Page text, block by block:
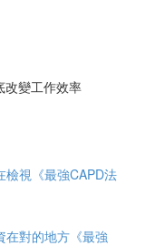
改變工作效率
檢視《最強CAPD法
在對的地方《最強